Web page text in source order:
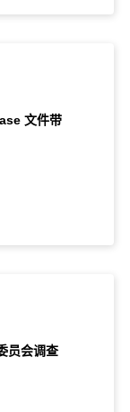
文件带
员会调查